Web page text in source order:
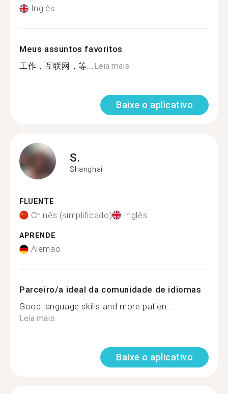
Inglês
Meus assuntos favoritos
工作，互联网，等...Leia mais
Baixe o aplicativo
S.
Shanghai
FLUENTE
Chinês (simplificado) Inglês
APRENDE
Alemão
Parceiro/a ideal da comunidade de idiomas
Good language skills and more patien...
Leia mais
Baixe o aplicativo